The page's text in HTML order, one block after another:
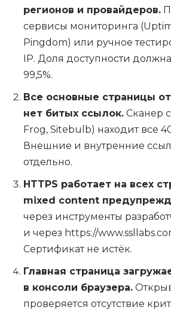
регионов и провайдеров.
сервисы мониторинга
Pingdom) или ручное
IP. Доля доступности
99,5%.
Все основные страницы
нет битых ссылок. Сканер
Frog, Sitebulb) находит все
Внешние и внутренние
отдельно.
HTTPS работает на всех
mixed content
через инструменты
и через https://
Сертификат не истёк.
Главная страница
в консоли браузера.
проверяется отсутствие